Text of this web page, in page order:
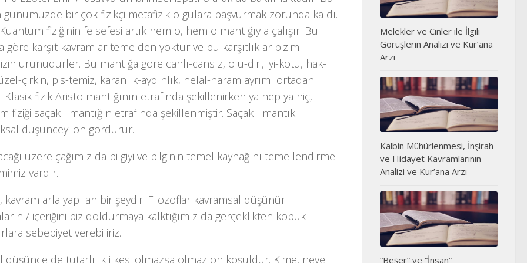
günümüzde bir çok fizikçi metafizik olgulara başvurmak zorunda kaldı.
fiziğinin felsefesi artık hem o, hem o mantığıyla çalışır. Bu
göre karşıt kavramlar temelden yoktur ve bu karşıtlıklar bizim
ürünüdürler. Bu mantığa göre canlı-cansız, ölü-diri, iyi-kötü, hak-
çirkin, pis-temiz, karanlık-aydınlık, helal-haram ayrımı ortadan
fizik Aristo mantığının etrafında şekillenirken ya hep ya hiç,
fiziği saçaklı mantığın etrafında şekillenmiştir. Saçaklı mantık
düşünceyi ön gördürür…
üzere çağımız da bilgiyi ve bilginin temel kaynağını temellendirme
vardır.
kavramlarla yapılan bir şeydir. Filozoflar kavramsal düşünür.
/ içeriğini biz doldurmaya kalktığımız da gerçeklikten kopuk
sebebiyet verebiliriz.
düşünce de tutarlılık ilkesi olmazsa olmaz ön koşuldur. Kime, neye
Melekler ve Cinler ile İlgili
Görüşlerin Analizi ve Kur’ana
Arzı
Kalbin Mühürlenmesi, İnşirah
ve Hidayet Kavramlarının
Analizi ve Kur’ana Arzı
“Beşer” ve “İnsan”